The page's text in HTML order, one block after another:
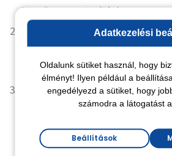
függő pontos beállítása.
Gépészeti előkészítés:
elektromos vezetékeket és
elemeket a profilok között.
Fóliázás és légtömörítés:A
oldalára felkerül a párafékező
és áttörést (pl. kábelek helye)
tömítünk, hogy agipszkarton
Adatkezelési
Oldalunk sütiket használ, hogy
élményt! Ilyen például a
engedélyezd a sütiket, hogy
számodra a látogatást
Beállítások